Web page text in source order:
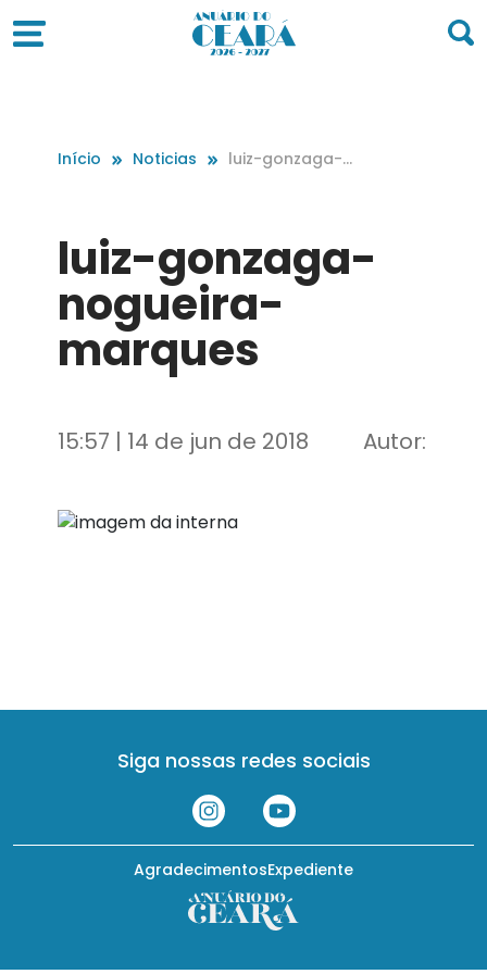
Início Noticias
luiz-gonzaga-n
luiz-gonzaga-
nogueira-
marques
15:57 | 14 de jun de 2018 Autor:
Siga nossas redes sociais
Expediente
Agradecimentos